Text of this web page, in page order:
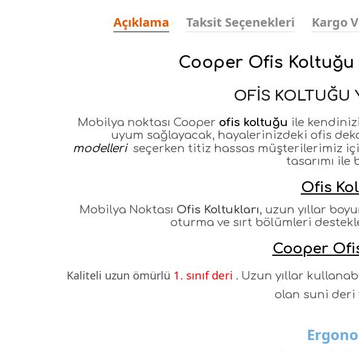
Açıklama Taksit Seçenekleri Kargo
Cooper Ofis
OFİS KOLTUĞU
Mobilya noktası Cooper ofis koltuğu ile
uyum sağlayacak, hayalerinizdeki ofis
modelleri seçerken titiz hassas müşterilerimiz
tasarımı ile
Ofis
Mobilya Noktası Ofis Koltukları, uzun yıllar
oturma ve sırt bölümleri
Cooper
Kaliteli uzun ömürlü 1. sınıf deri . Uzun yıllar
olan suni deri